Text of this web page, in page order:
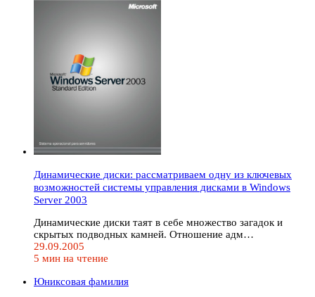
Динамические диски: рассматриваем одну из ключевых
возможностей системы управления дисками в Windows
Server 2003
Динамические диски таят в себе множество загадок и
скрытых подводных камней. Отношение адм…
29.09.2005
5 мин на чтение
Юниксовая фамилия